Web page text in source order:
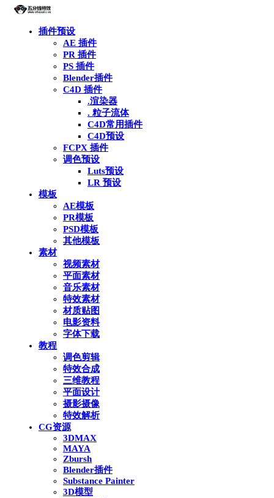
插件预设
AE 插件
PR 插件
PS 插件
Blender插件
C4D 插件
.渲染器
. 粒子流体
C4D常用插件
C4D预设
FCPX 插件
调色预设
Luts预设
LR 预设
模板
AE模板
PR模板
PSD模板
其他模板
素材
视频素材
平面素材
音乐素材
特效素材
材质贴图
电影资料
字体下载
教程
调色剪辑
特效合成
三维教程
平面设计
摄影摄像
特效解析
CG资源
3DMAX
MAYA
Zbursh
Blender插件
Substance Painter
3D模型